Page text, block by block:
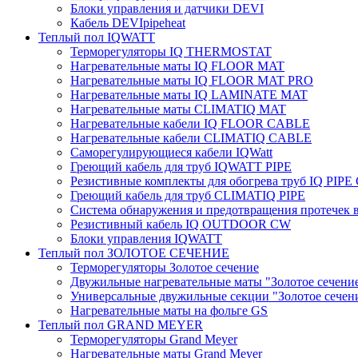
Блоки управления и датчики DEVI
Кабель DEVIpipeheat
Теплый пол IQWATT
Терморегуляторы IQ THERMOSTAT
Нагревательные маты IQ FLOOR MAT
Нагревательные маты IQ FLOOR MAT PRO
Нагревательные маты IQ LAMINATE MAT
Нагревательные маты CLIMATIQ MAT
Нагревательные кабели IQ FLOOR CABLE
Нагревательные кабели CLIMATIQ CABLE
Саморегулирующиеся кабели IQWatt
Греющий кабель для труб IQWATT PIPE
Резистивные комплекты для обогрева труб IQ PIPE
Греющий кабель для труб CLIMATIQ PIPE
Система обнаружения и предотвращения протечек
Резистивный кабель IQ OUTDOOR CW
Блоки управления IQWATT
Теплый пол ЗОЛОТОЕ СЕЧЕНИЕ
Терморегуляторы Золотое сечение
Двужильные нагревательные маты "Золотое
Универсальные двужильные секции "Золотое
Нагревательные маты на фольге GS
Теплый пол GRAND MEYER
Терморегуляторы Grand Meyer
Нагревательные маты Grand Meyer